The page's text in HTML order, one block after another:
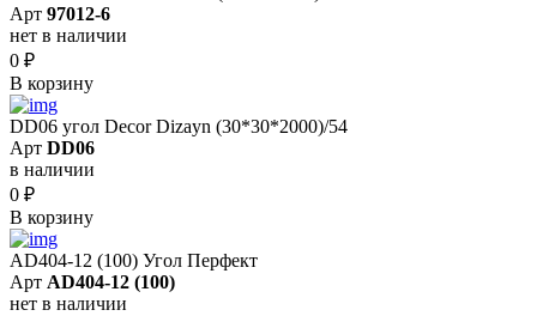
Арт 97012-6
нет в наличии
0 ₽
В корзину
DD06 угол Decor Dizayn (30*30*2000)/54
Арт DD06
в наличии
0 ₽
В корзину
AD404-12 (100) Угол Перфект
Арт AD404-12 (100)
нет в наличии